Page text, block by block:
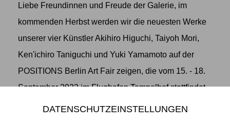
Liebe Freundinnen und Freude der Galerie, im
kommenden Herbst werden wir die neuesten Werke
unserer vier Künstler Akihiro Higuchi, Taiyoh Mori,
Ken'ichiro Taniguchi und Yuki Yamamoto auf der
POSITIONS Berlin Art Fair zeigen, die vom 15. - 18.
September 2022 im Flughafen Tempelhof stattfindet.
DATENSCHUTZEINSTELLUNGEN